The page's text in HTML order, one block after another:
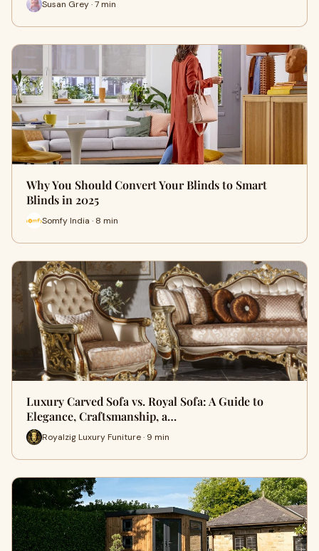
Susan Grey · 7 min
Why You Should Convert Your Blinds to Smart
Blinds in 2025
Somfy India · 8 min
Luxury Carved Sofa vs. Royal Sofa: A Guide to
Elegance, Craftsmanship, a…
Royalzig Luxury Funiture · 9 min